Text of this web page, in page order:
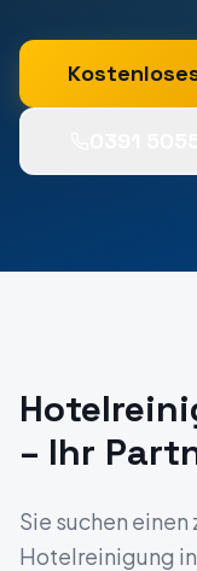
– Ihr
Sie suchen
Hotelreinigung in